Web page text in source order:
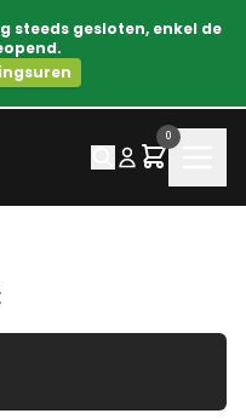
steeds gesloten, enkel de
0